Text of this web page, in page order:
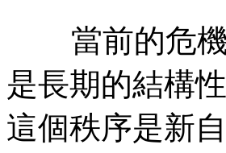
當前的危
是長期的結構
這個秩序是新